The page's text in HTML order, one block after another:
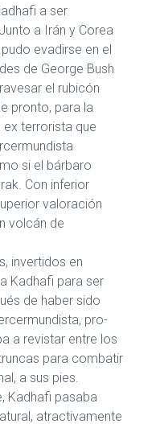
a ser
a Irán y Corea
evadirse en el
de George Bush
el rubicón
pronto, para la
ex terrorista que
si el bárbaro
Con inferior
valoración
volcán de
invertidos en
Kadhafi para ser
de haber sido
pro-
a revistar entre los
para combatir
a sus pies.
Kadhafi pasaba
atractivamente